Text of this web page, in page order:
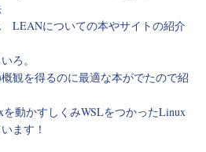
LEANについての本やサイトの紹介
ろ。
観を得るのに最適な本がでたので紹
動かすしくみWSLをつかったLinux
ます！